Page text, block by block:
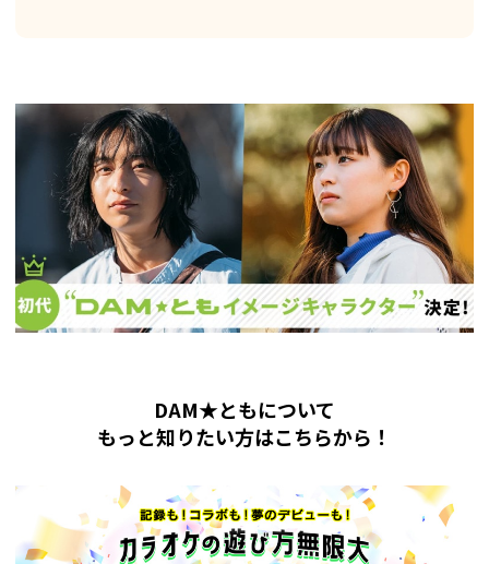
DAM★ともについて
もっと知りたい方はこちらから！